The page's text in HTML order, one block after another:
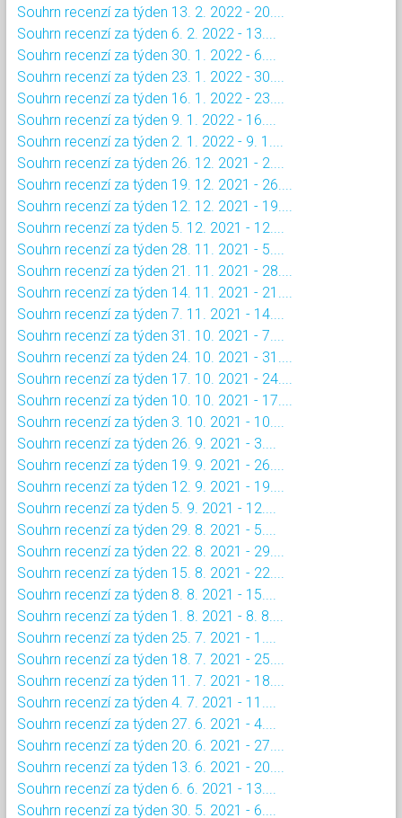
Souhrn recenzí za týden 13. 2. 2022 - 20....
Souhrn recenzí za týden 6. 2. 2022 - 13....
Souhrn recenzí za týden 30. 1. 2022 - 6....
Souhrn recenzí za týden 23. 1. 2022 - 30....
Souhrn recenzí za týden 16. 1. 2022 - 23....
Souhrn recenzí za týden 9. 1. 2022 - 16....
Souhrn recenzí za týden 2. 1. 2022 - 9. 1....
Souhrn recenzí za týden 26. 12. 2021 - 2....
Souhrn recenzí za týden 19. 12. 2021 - 26....
Souhrn recenzí za týden 12. 12. 2021 - 19....
Souhrn recenzí za týden 5. 12. 2021 - 12....
Souhrn recenzí za týden 28. 11. 2021 - 5....
Souhrn recenzí za týden 21. 11. 2021 - 28....
Souhrn recenzí za týden 14. 11. 2021 - 21....
Souhrn recenzí za týden 7. 11. 2021 - 14....
Souhrn recenzí za týden 31. 10. 2021 - 7....
Souhrn recenzí za týden 24. 10. 2021 - 31....
Souhrn recenzí za týden 17. 10. 2021 - 24....
Souhrn recenzí za týden 10. 10. 2021 - 17....
Souhrn recenzí za týden 3. 10. 2021 - 10....
Souhrn recenzí za týden 26. 9. 2021 - 3....
Souhrn recenzí za týden 19. 9. 2021 - 26....
Souhrn recenzí za týden 12. 9. 2021 - 19....
Souhrn recenzí za týden 5. 9. 2021 - 12....
Souhrn recenzí za týden 29. 8. 2021 - 5....
Souhrn recenzí za týden 22. 8. 2021 - 29....
Souhrn recenzí za týden 15. 8. 2021 - 22....
Souhrn recenzí za týden 8. 8. 2021 - 15....
Souhrn recenzí za týden 1. 8. 2021 - 8. 8....
Souhrn recenzí za týden 25. 7. 2021 - 1....
Souhrn recenzí za týden 18. 7. 2021 - 25....
Souhrn recenzí za týden 11. 7. 2021 - 18....
Souhrn recenzí za týden 4. 7. 2021 - 11....
Souhrn recenzí za týden 27. 6. 2021 - 4....
Souhrn recenzí za týden 20. 6. 2021 - 27....
Souhrn recenzí za týden 13. 6. 2021 - 20....
Souhrn recenzí za týden 6. 6. 2021 - 13....
Souhrn recenzí za týden 30. 5. 2021 - 6....